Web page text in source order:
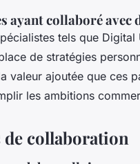
ayant collaboré avec
tels que
de stratégies
valeur ajoutée que ces
les ambitions
collaboration